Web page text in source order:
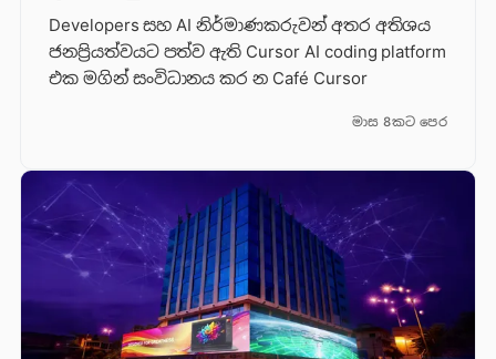
Developers සහ AI නිර්මාණකරුවන් අතර අතිශය
ජනප්‍රියත්වයට පත්ව ඇති Cursor AI coding platform
එක මගින් සංවිධානය කර න Café Cursor
මාස 8කට පෙර